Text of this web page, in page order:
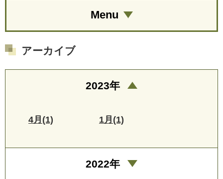
Menu
アーカイブ
2023年
4月(1) 1月(1)
2022年